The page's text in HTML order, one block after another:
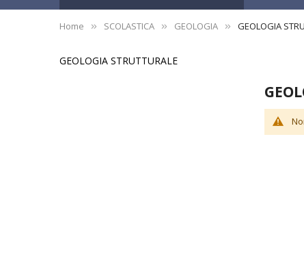
Home SCOLASTICA GEOLOGIA GEOLOGIA
GEOLOGIA STRUTTURALE